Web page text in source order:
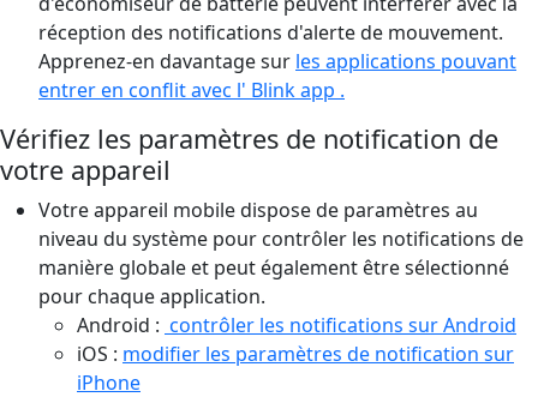
réception des notifications d'alerte de mouvement.
Apprenez-en davantage sur les applications pouvant
entrer en conflit avec l' Blink app .
Vérifiez les paramètres de notification de
votre appareil
Votre appareil mobile dispose de paramètres au
niveau du système pour contrôler les notifications de
manière globale et peut également être sélectionné
pour chaque application.
Android : contrôler les notifications sur Android
iOS : modifier les paramètres de notification sur
iPhone